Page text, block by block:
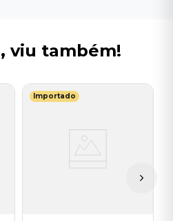
viu também!
Importado